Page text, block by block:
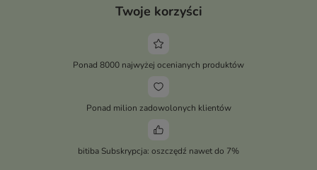
Twoje korzyści
Ponad 8000 najwyżej ocenianych produktów
Ponad milion zadowolonych klientów
bitiba Subskrypcja: oszczędź nawet do 7%